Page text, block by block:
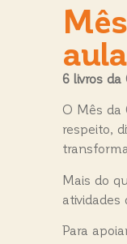
aula
6 livros da
O Mês da
respeito,
Mais do
Para